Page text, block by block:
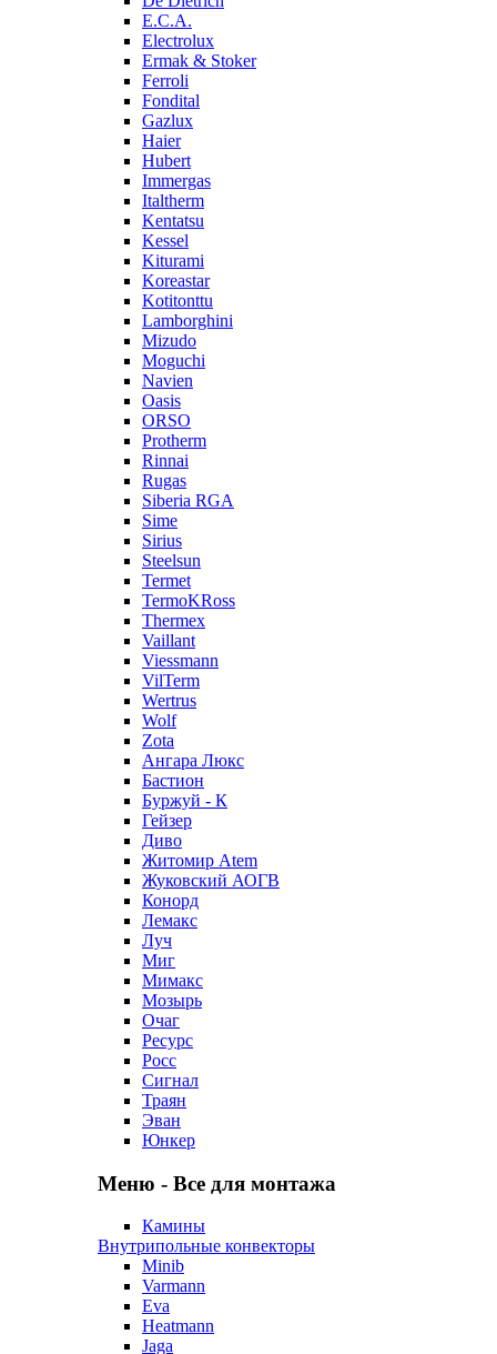
E.C.A.
Electrolux
Ermak & Stoker
Ferroli
Fondital
Gazlux
Haier
Hubert
Immergas
Italtherm
Kentatsu
Kessel
Kiturami
Koreastar
Kotitonttu
Lamborghini
Mizudo
Moguchi
Navien
Oasis
ORSO
Protherm
Rinnai
Rugas
Siberia RGA
Sime
Sirius
Steelsun
Termet
TermoKRoss
Thermex
Vaillant
Viessmann
VilTerm
Wertrus
Wolf
Zota
Ангара Люкс
Бастион
Буржуй - К
Гейзер
Диво
Житомир Аtem
Жуковский АОГВ
Конорд
Лемакс
Луч
Миг
Мимакс
Мозырь
Очаг
Ресурс
Росс
Сигнал
Траян
Эван
Юнкер
Меню - Все для монтажа
Камины
Внутрипольные конвекторы
Minib
Varmann
Eva
Heatmann
Jaga